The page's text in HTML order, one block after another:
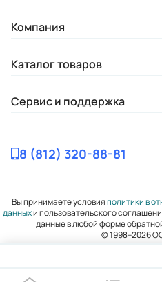
насоса N, кВт (при
Диаметр
патрубка (мм):
Внутренний
трубы в дюймах:
Компания
Каталог товаров
Сервис и поддержка
8 (812) 320-88-81
Вы принимаете условияполитики в
данныхи пользовательского
данные в любой форме
© 1998–2026